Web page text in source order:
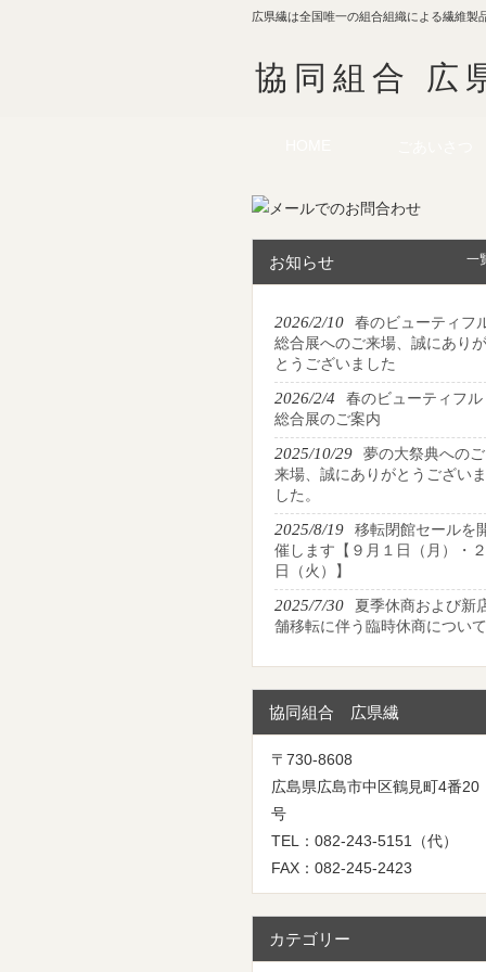
広県繊は全国唯一の組合組織による繊維製
協同組合 広
お知らせ 一
2026/2/10
春のビューティフ
総合展へのご来場、誠にありが
とうございました
2026/2/4
春のビューティフル
総合展のご案内
2025/10/29
夢の大祭典へのご
来場、誠にありがとうございま
した。
2025/8/19
移転閉館セールを
催します【９月１日（月）・２
日（火）】
2025/7/30
夏季休商および新
舗移転に伴う臨時休商について
協同組合 広県繊
〒730-8608
広島県広島市中区鶴見町4番20
号
TEL：082-243-5151（代）
FAX：082-245-2423
カテゴリー